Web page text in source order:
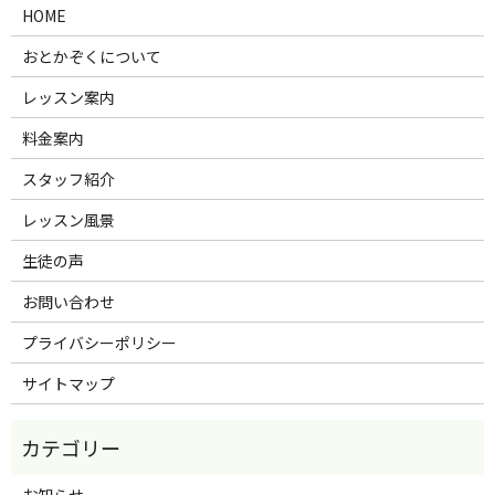
HOME
おとかぞくについて
レッスン案内
料金案内
スタッフ紹介
レッスン風景
生徒の声
お問い合わせ
プライバシーポリシー
サイトマップ